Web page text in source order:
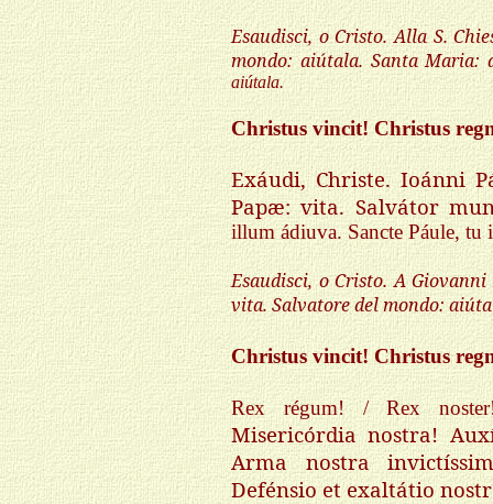
Esaudisci, o Cristo. Alla S.
mondo: aiútala. Santa Maria:
aiútala.
Christus vincit! Christus
Exáudi, Christe. Ioánni
Papæ: vita. Salvátor
illum ádiuva. Sancte Páule,
Esaudisci, o Cristo. A
vita. Salvatore del mondo:
Christus vincit! Christus
Rex régum! / Rex
Misericórdia nostra!
Arma nostra
Defénsio et exaltátio